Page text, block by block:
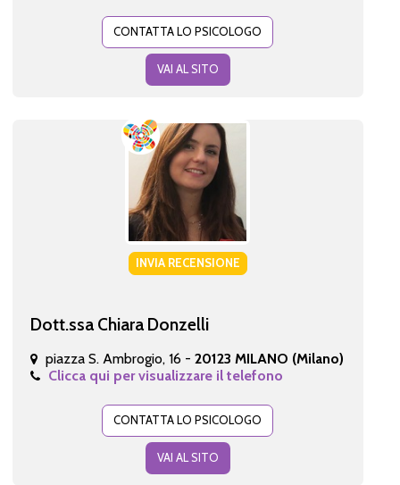
CONTATTA LO PSICOLOGO
VAI AL SITO
INVIA RECENSIONE
Dott.ssa Chiara Donzelli
piazza S. Ambrogio, 16 - 20123 MILANO (Milano)
Clicca qui per visualizzare il telefono
CONTATTA LO PSICOLOGO
VAI AL SITO